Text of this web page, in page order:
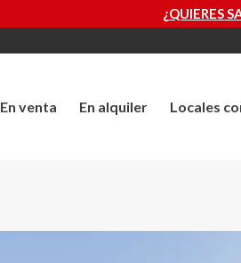
¿QUIERES SABER CUÁNTO
En venta En alquiler Locales